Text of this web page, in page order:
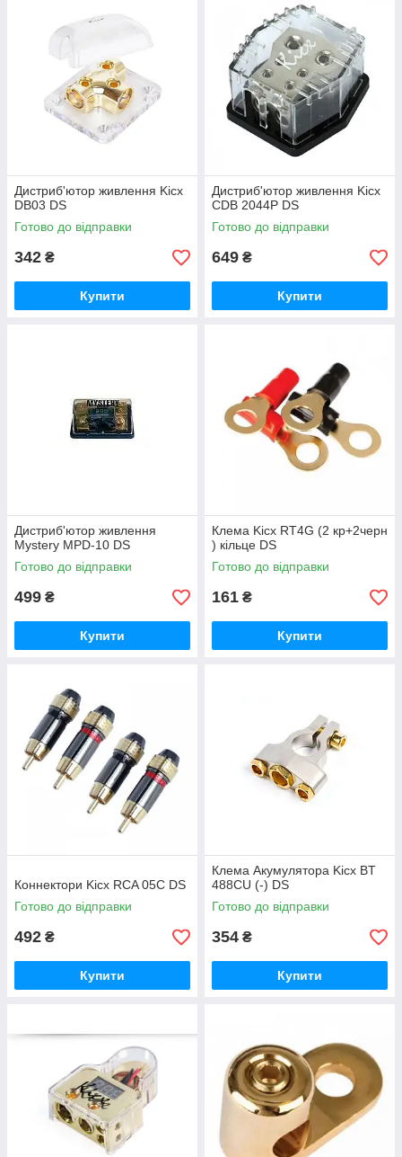
Дистриб'ютор живлення Kicx
DB03 DS
Готово до відправки
342 ₴
Купити
Дистриб'ютор живлення Kicx
CDB 2044P DS
Готово до відправки
649 ₴
Купити
Дистриб'ютор живлення
Mystery MPD-10 DS
Готово до відправки
499 ₴
Купити
Клема Kicx RT4G (2 кр+2черн
) кільце DS
Готово до відправки
161 ₴
Купити
Коннектори Kicx RCA 05C DS
Готово до відправки
492 ₴
Купити
Клема Акумулятора Kicx BT
488CU (-) DS
Готово до відправки
354 ₴
Купити